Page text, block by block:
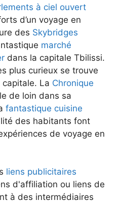
à ciel ouvert
d’un voyage en
des Skybridges
marché
dans la capitale Tbilissi.
plus curieux se trouve
capitale. La Chronique
de loin dans sa
fantastique cuisine
des habitants font
de voyage en
liens publicitaires
d'affiliation ou liens de
à des intermédiaires